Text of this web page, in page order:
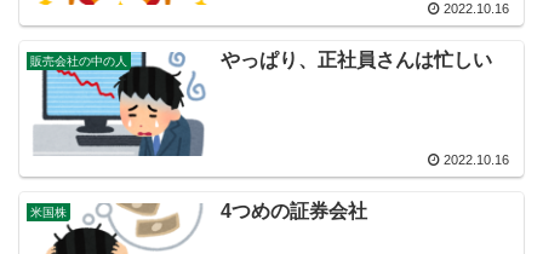
2022.10.16
販売会社の中の人 やっぱり、正社員さんは忙しい
2022.10.16
米国株 4つめの証券会社